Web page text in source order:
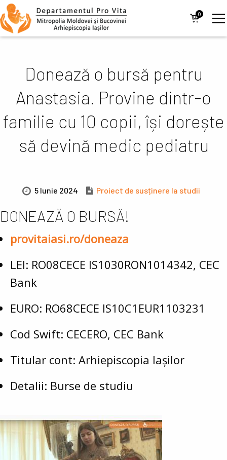
Mergi la conţinutul principal
0
items
Navigare
principală
Donează o bursă pentru
Anastasia. Provine dintr-o
familie cu 10 copii, își dorește
să devină medic pediatru
5 Iunie 2024 Proiect de susținere la studii
DONEAZĂ O BURSĂ!
provitaiasi.ro/doneaza
LEI: RO08CECE IS1030RON1014342, CEC
Bank
EURO: RO68CECE IS10C1EUR1103231
Cod Swift: CECERO, CEC Bank
Titular cont: Arhiepiscopia Iașilor
Detalii: Burse de studiu